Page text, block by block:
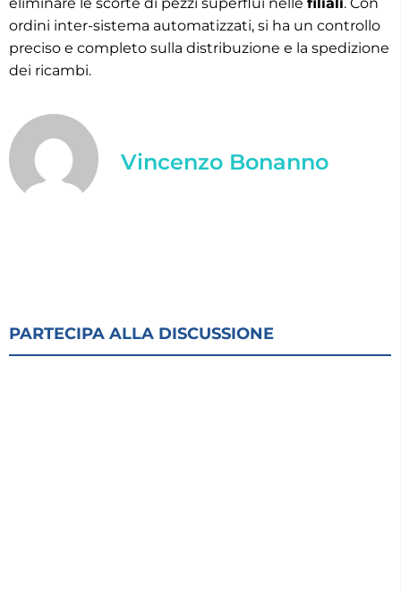
eliminare le scorte di pezzi superflui nelle filiali. Con
ordini inter-sistema automatizzati, si ha un controllo
preciso e completo sulla distribuzione e la spedizione
dei ricambi.
Vincenzo Bonanno
PARTECIPA ALLA DISCUSSIONE